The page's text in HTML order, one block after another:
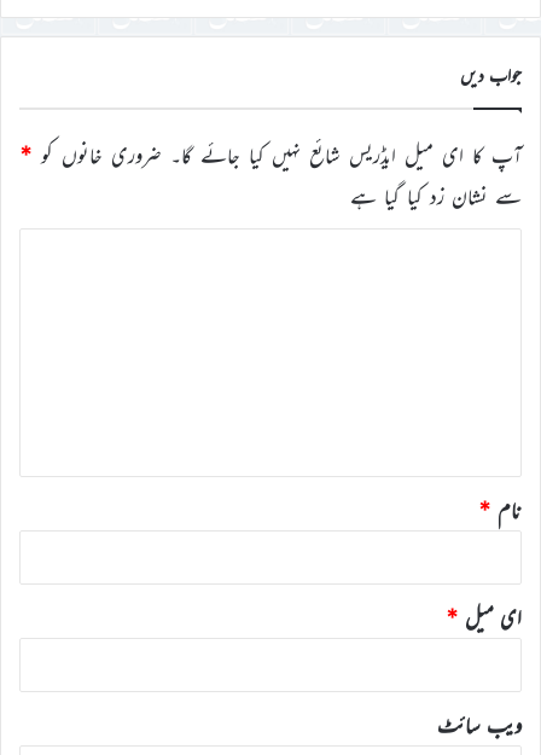
درج
کریں
جواب دیں
آپ کا ای میل ایڈریس شائع نہیں کیا جائے گا۔ ضروری خانوں کو *
سے نشان زد کیا گیا ہے
نام *
ای میل *
ویب‌ سائٹ